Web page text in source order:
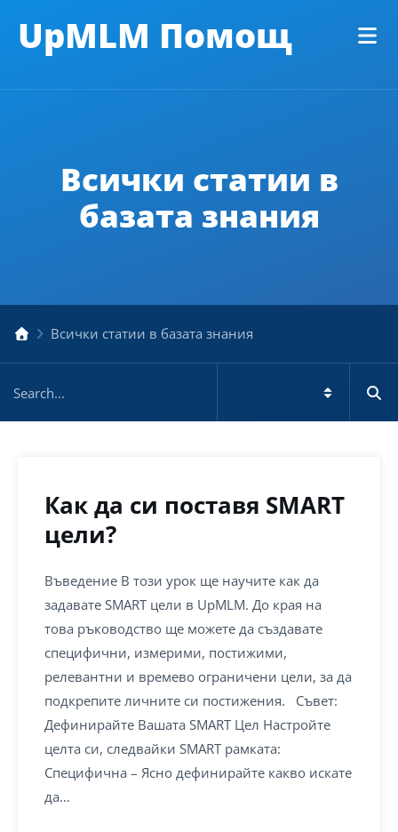
UpMLM Помощ
Всички статии в
базата знания
Всички статии в базата знания
Как да си поставя SMART
цели?
Въведение В този урок ще научите как да
задавате SMART цели в UpMLM. До края на
това ръководство ще можете да създавате
специфични, измерими, постижими,
релевантни и времево ограничени цели, за да
подкрепите личните си постижения. Съвет:
Дефинирайте Вашата SMART Цел Настройте
целта си, следвайки SMART рамката:
Специфична – Ясно дефинирайте какво искате
да…